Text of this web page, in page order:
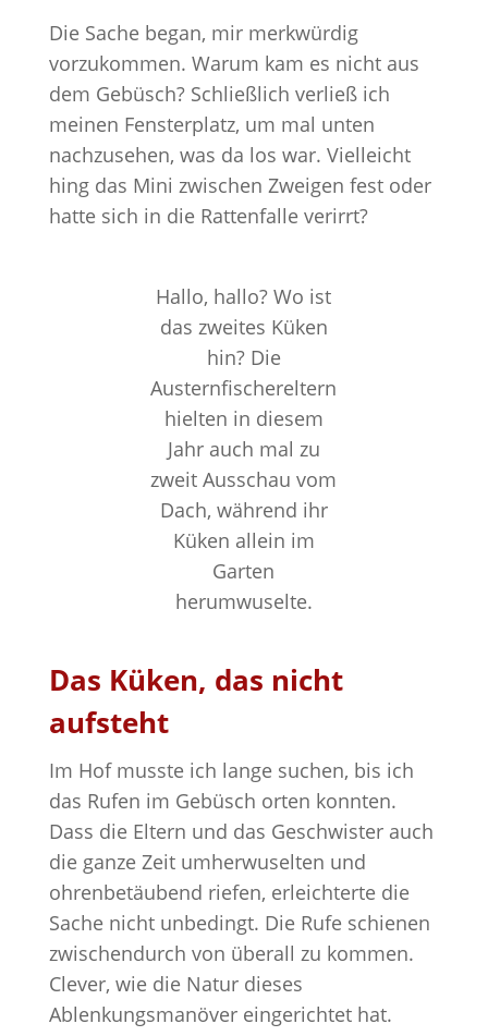
Die Sache began, mir merkwürdig
vorzukommen. Warum kam es nicht aus
dem Gebüsch? Schließlich verließ ich
meinen Fensterplatz, um mal unten
nachzusehen, was da los war. Vielleicht
hing das Mini zwischen Zweigen fest oder
hatte sich in die Rattenfalle verirrt?
Hallo, hallo? Wo ist
das zweites Küken
hin? Die
Austernfischereltern
hielten in diesem
Jahr auch mal zu
zweit Ausschau vom
Dach, während ihr
Küken allein im
Garten
herumwuselte.
Das Küken, das nicht
aufsteht
Im Hof musste ich lange suchen, bis ich
das Rufen im Gebüsch orten konnten.
Dass die Eltern und das Geschwister auch
die ganze Zeit umherwuselten und
ohrenbetäubend riefen, erleichterte die
Sache nicht unbedingt. Die Rufe schienen
zwischendurch von überall zu kommen.
Clever, wie die Natur dieses
Ablenkungsmanöver eingerichtet hat.